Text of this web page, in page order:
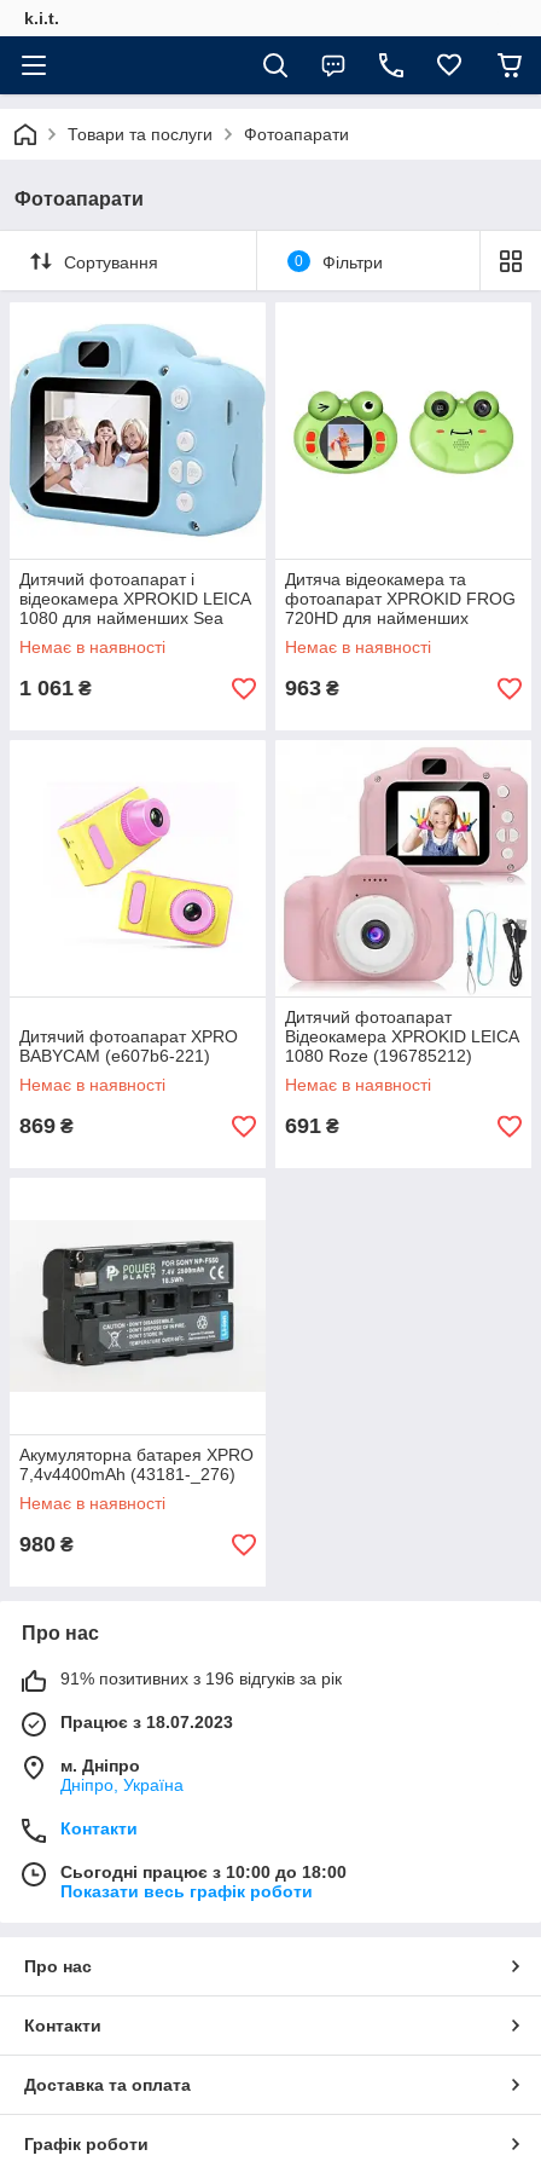
k.i.t.
Товари та послуги Фотоапарати
Фотоапарати
Сортування 0 Фільтри
Дитячий фотоапарат і
відеокамера XPROKID LEICA
1080 для найменших Sea
Немає в наявності
1 061 ₴
Дитяча відеокамера та
фотоапарат XPROKID FROG
720HD для найменших
(e607b6-221_1)
Немає в наявності
963 ₴
Дитячий фотоапарат XPRO
BABYCAM (e607b6-221)
Немає в наявності
869 ₴
Дитячий фотоапарат
Відеокамера XPROKID LEICA
1080 Roze (196785212)
Немає в наявності
691 ₴
Акумуляторна батарея XPRO
7,4v4400mAh (43181-_276)
Немає в наявності
980 ₴
Про нас
91% позитивних з 196 відгуків за рік
Працює з 18.07.2023
м. Дніпро
Дніпро, Україна
Контакти
Сьогодні працює з 10:00 до 18:00
Показати весь графік роботи
Про нас
Контакти
Доставка та оплата
Графік роботи